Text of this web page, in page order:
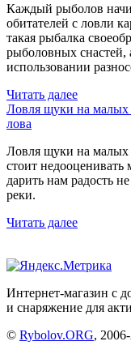
Каждый рыболов
обитателей с ловли
такая рыбалка
рыболовных снастей,
использовании
Читать далее
Ловля щуки на малых
лова
Ловля щуки на малых
стоит
дарить нам радость
реки.
Читать далее
Интернет-магазин с
и снаряжение для
© Rybolov.ORG,